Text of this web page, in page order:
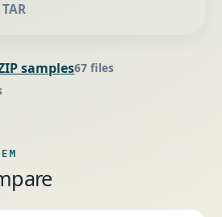
samples67 files